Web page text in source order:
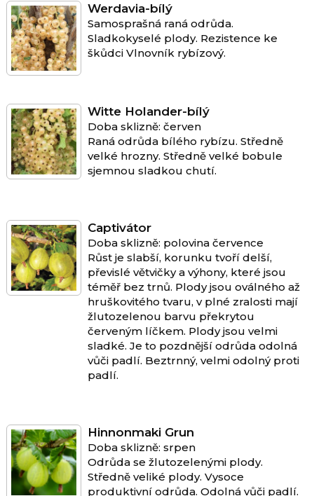
Werdavia-bílý
Samosprašná raná odrůda.
Sladkokyselé plody. Rezistence ke
škůdci Vlnovník rybízový.
Witte Holander-bílý
Doba sklizně: červen
Raná odrůda bílého rybízu. Středně
velké hrozny. Středně velké bobule
sjemnou sladkou chutí.
Captivátor
Doba sklizně: polovina července
Růst je slabší, korunku tvoří delší,
převislé větvičky a výhony, které jsou
téměř bez trnů. Plody jsou oválného až
hruškovitého tvaru, v plné zralosti mají
žlutozelenou barvu překrytou
červeným líčkem. Plody jsou velmi
sladké. Je to pozdnější odrůda odolná
vůči padlí. Beztrnný, velmi odolný proti
padlí.
Hinnonmaki Grun
Doba sklizně: srpen
Odrůda se žlutozelenými plody.
Středně veliké plody. Vysoce
produktivní odrůda. Odolná vůči padlí.